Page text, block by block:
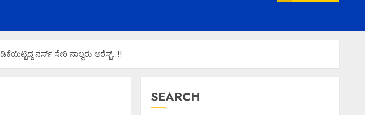
ನರ್ಸ್ ಸೇರಿ ನಾಲ್ವರು ಅರೆಸ್ಟ್..!!
SEARCH